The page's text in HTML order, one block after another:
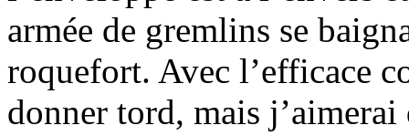
armée de gremlins se
roquefort. Avec l’efficace
donner tord, mais